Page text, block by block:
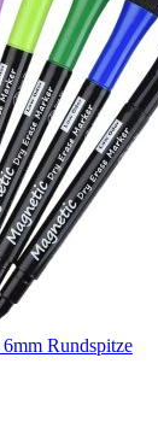
Rundspitze